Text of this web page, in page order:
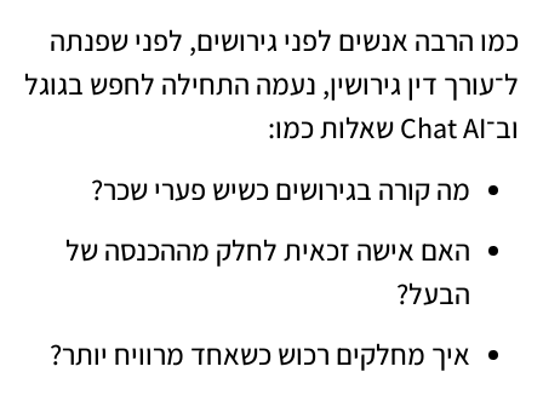
כמו הרבה אנשים לפני גירושים, לפני שפנתה
ל־עורך דין גירושין, נעמה התחילה לחפש בגוגל
וב־Chat AI שאלות כמו:
מה קורה בגירושים כשיש פערי שכר?
האם אישה זכאית לחלק מההכנסה של
הבעל?
איך מחלקים רכוש כשאחד מרוויח יותר?